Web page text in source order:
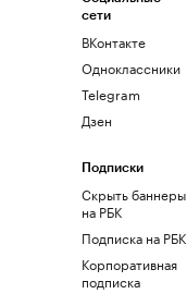
сети
ВКонтакте
Одноклассники
Telegram
Дзен
Подписки
Скрыть баннеры
на РБК
Подписка на РБК
Корпоративная
подписка